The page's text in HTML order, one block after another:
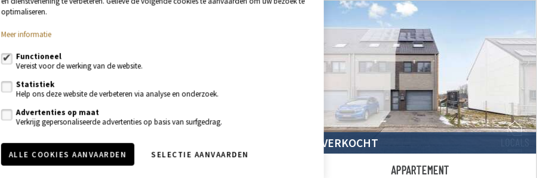
VERKOCHT
APPARTEMENT
VERKOCHT
APPARTEMENT
optimaliseren.
Meer informatie
Functioneel
Vereist voor de werking van de website.
Statistiek
Help ons deze website de verbeteren via analyse en onderzoek.
Advertenties op maat
Verkrijg gepersonaliseerde advertenties op basis van surfgedrag.
ALLE COOKIES AANVAARDEN SELECTIE AANVAARDEN